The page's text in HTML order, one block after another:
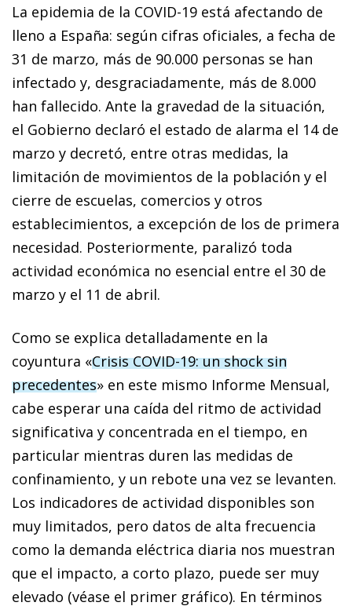
La epidemia de la COVID-19 está afectando de
lleno a España: según cifras oficiales, a fecha de
31 de marzo, más de 90.000 personas se han
infectado y, desgraciadamente, más de 8.000
han fallecido. Ante la gravedad de la si­­tua­­ción,
el Gobierno declaró el estado de alarma el 14 de
mar­­zo y decretó, entre otras medidas, la
limitación de mo­­vimientos de la población y el
cierre de escuelas, comercios y otros
establecimientos, a excepción de los de primera
ne­­cesidad. Posteriormente, paralizó toda
actividad económica no esencial entre el 30 de
marzo y el 11 de abril.
Como se explica detalladamente en la
coyuntura «Cri­­­­sisCOVID-19: un shock sin
precedentes» en este mismo Informe Mensual,
cabe esperar una caída del ritmo de actividad
significativa y concentrada en el tiempo, en
particular mientras duren las medidas de
confinamiento, y un rebote una vez se levanten.
Los indicadores de actividad disponibles son
muy limitados, pero datos de alta frecuencia
como la demanda eléctrica diaria nos muestran
que el impacto, a corto plazo, puede ser muy
elevado (véase el primer gráfico). En términos